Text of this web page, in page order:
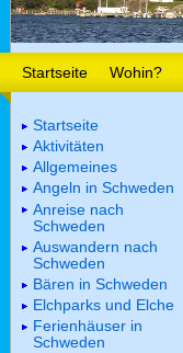
Startseite Wohin?
Startseite
Aktivitäten
Allgemeines
Angeln in Schweden
Anreise nach
Schweden
Auswandern nach
Schweden
Bären in Schweden
Elchparks und Elche
Ferienhäuser in
Schweden